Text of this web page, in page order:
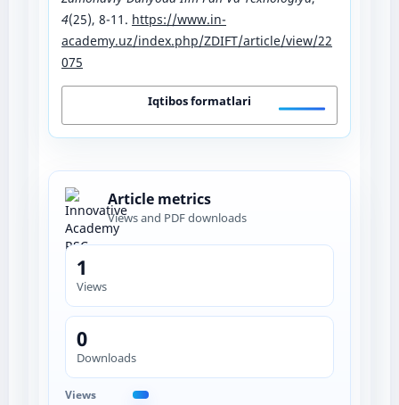
4(25), 8-11. https://www.in-
academy.uz/index.php/ZDIFT/article/view/22
075
Iqtibos formatlari
Article metrics
Views and PDF downloads
1
Views
0
Downloads
Views